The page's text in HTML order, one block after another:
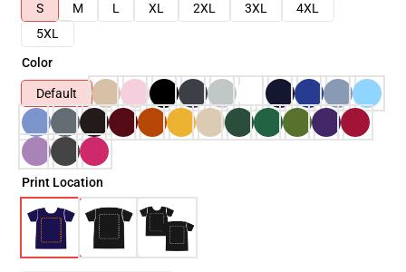
S
M L XL 2XL 3XL
4XL
5XL
Color
Default
Print Location